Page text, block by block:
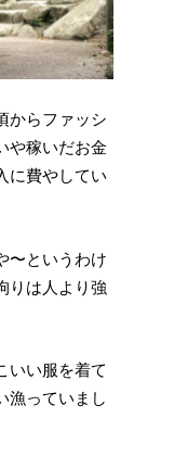
からファッシ
や稼いだお金
に費やしてい
〜というわけ
りは人より強
いい服を着て
漁っていまし